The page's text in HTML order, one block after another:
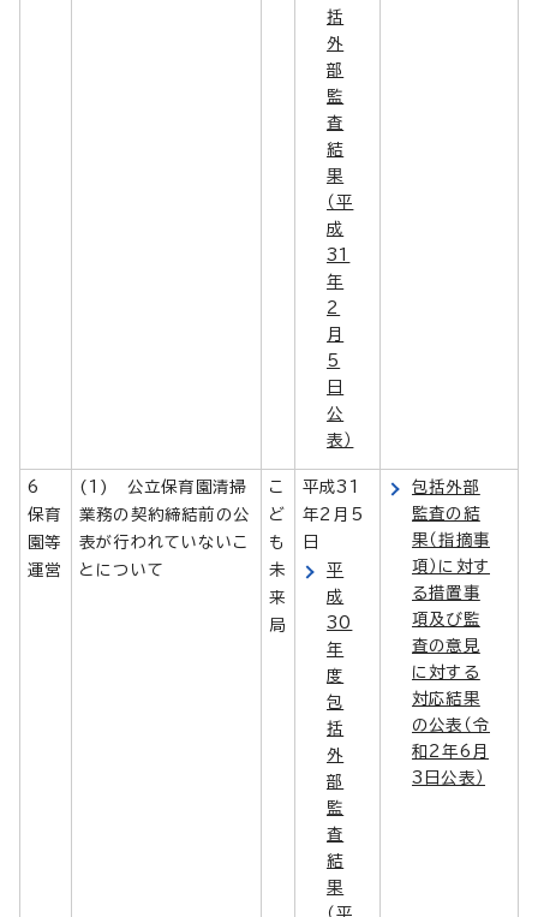
括
外
部
監
査
結
果
（平
成
31
年
2
月
5
日
公
表）
6
保育
園等
運営
(1) 公立保育園清掃
業務の契約締結前の公
表が行われていないこ
とについて
こ
ど
も
未
来
局
平成31
年2月5
日
平
成
30
年
度
包
括
外
部
監
査
結
果
（平
包括外部
監査の結
果（指摘事
項）に対す
る措置事
項及び監
査の意見
に対する
対応結果
の公表（令
和2年6月
3日公表）